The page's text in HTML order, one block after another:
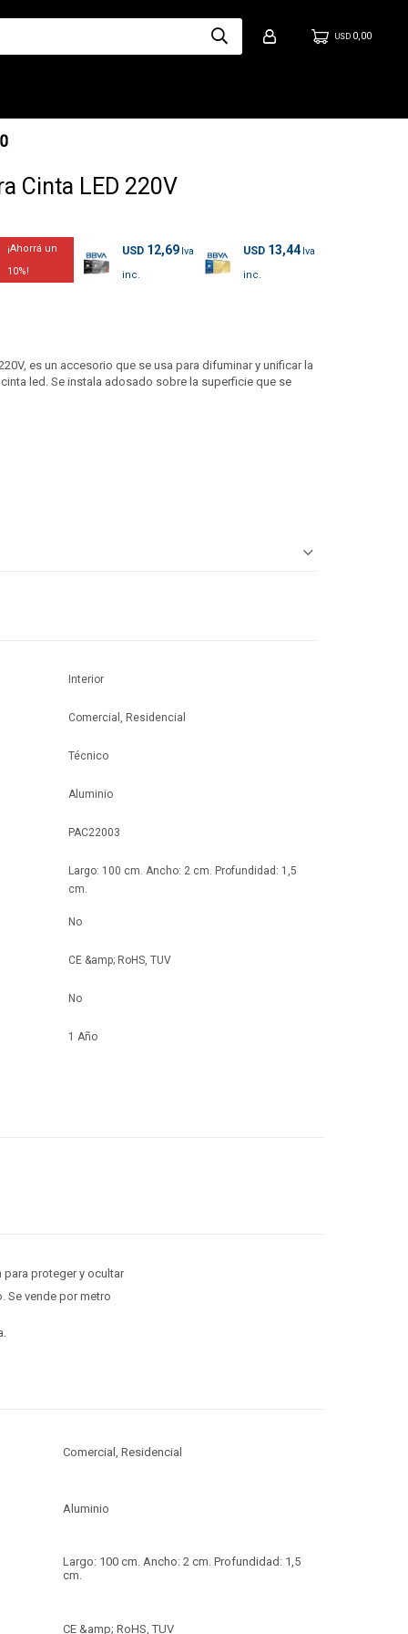
USD 0,00
Cinta LED 220V
10
USD 12,69 USD 13,44
es un accesorio que se usa para difuminar y unificar la
led. Se instala adosado sobre la superficie que se
Interior
Comercial, Residencial
Técnico
Aluminio
PAC22003
Largo: 100 cm. Ancho: 2 cm. Profundidad: 1,5
cm.
No
CE &amp; RoHS, TUV
No
1 Año
para proteger y ocultar
Se vende por metro
Comercial, Residencial
Aluminio
Largo: 100 cm. Ancho: 2 cm. Profundidad: 1,5
cm.
CE &amp; RoHS, TUV